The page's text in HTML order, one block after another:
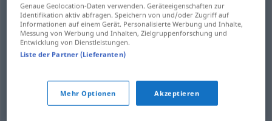
Bagagef baggage MIL BR
Gepäckn baggage MIL BR
Genaue Geolocation-Daten verwenden. Geräteeigenschaften zur
Identifikation aktiv abfragen. Speichern von und/oder Zugriff auf
Informationen auf einem Gerät. Personalisierte Werbung und Inhalte,
Messung von Werbung und Inhalten, Zielgruppenforschung und
Entwicklung von Dienstleistungen.
Liste der Partner (Lieferanten)
Mehr Optionen Akzeptieren